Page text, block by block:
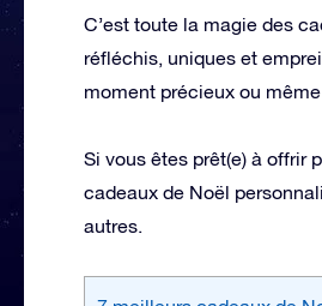
C’est toute la magie des
réfléchis, uniques et
moment précieux ou
Si vous êtes prêt(e) à offrir
cadeaux de Noël
autres.